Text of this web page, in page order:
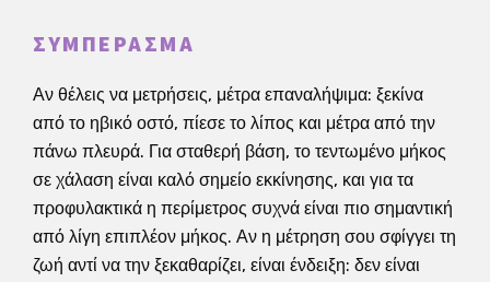
ΣΥΜΠΈΡΑΣΜΑ
Αν θέλεις να μετρήσεις, μέτρα επαναλήψιμα: ξεκίνα
από το ηβικό οστό, πίεσε το λίπος και μέτρα από την
πάνω πλευρά. Για σταθερή βάση, το τεντωμένο μήκος
σε χάλαση είναι καλό σημείο εκκίνησης, και για τα
προφυλακτικά η περίμετρος συχνά είναι πιο σημαντική
από λίγη επιπλέον μήκος. Αν η μέτρηση σου σφίγγει τη
ζωή αντί να την ξεκαθαρίζει, είναι ένδειξη: δεν είναι